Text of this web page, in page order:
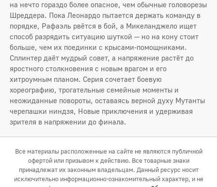
на нечто гораздо более опасное, чем обычные головорезы
Шреддера. Пока Леонардо пытается держать команду в
порядке, Рафаэль рвётся в бой, а Микеланджело ищет
способ разрядить ситуацию шуткой — но на кону стоит
больше, чем их поединки с крысами-помощниками.
Сплинтер даёт мудрый совет, а напряжение растёт до
яростного столкновения с новым врагом и его
хитроумным планом. Серия сочетает боевую
хореографию, трогательные семейные моменты и
неожиданные повороты, оставаясь верной духу Мутанты
черепашки ниндзя, Новые приключения и удерживая
зрителя в напряжении до финала.
Все материалы расположенные на сайте не являются публичной
офертой или призывом к действию. Все товарные знаки
принадлежат их законным владельцам. Данный ресурс носит
исключительно информационно-ознакомительный характер, и не